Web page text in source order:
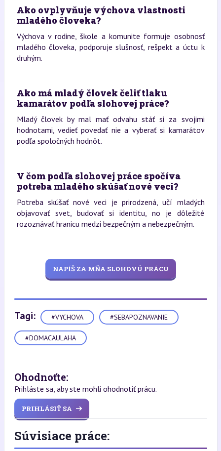
Ako ovplyvňuje výchova vlastnosti
mladého človeka?
Výchova v rodine, škole a komunite formuje osobnosť
mladého človeka, podporuje slušnosť, rešpekt a úctu k
druhým.
Ako má mladý človek čeliť tlaku
kamarátov podľa slohovej práce?
Mladý človek by mal mať odvahu stáť si za svojimi
hodnotami, vedieť povedať nie a vyberať si kamarátov
podľa spoločných hodnôt.
V čom podľa slohovej práce spočíva
potreba mladého skúšať nové veci?
Potreba skúšať nové veci je prirodzená, učí mladých
objavovať svet, budovať si identitu, no je dôležité
rozoznávať hranicu medzi bezpečným a nebezpečným.
NAPÍŠ ZA MŇA SLOHOVÚ PRÁCU
Tagi: #VYCHOVA #SEBAPOZNAVANIE
#DOMACAULAHA
Ohodnoťte:
Prihláste sa, aby ste mohli ohodnotiť prácu.
PRIHLÁSIŤ SA
Súvisiace práce: